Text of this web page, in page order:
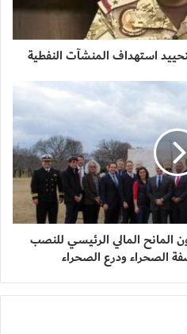
استهداف المنشآت النفطية
المالي الرئيسي للنصب
الصحراء ودرع الصحراء